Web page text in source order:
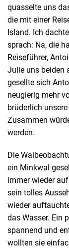
quasselte uns
die mit einer
Island. Ich
sprach: Na, die
Reiseführer,
Julie uns beiden
gesellte sich
neugierig mehr
brüderlich
Zusammen
werden.
Die
ein Minkwal
immer wieder
sein tolles
wieder
das Wasser. Ein
spannend und
wollten sie